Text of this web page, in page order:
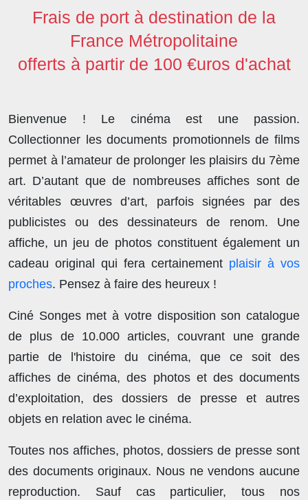
Frais de port à destination de la
France Métropolitaine
offerts à partir de 100 €uros d'achat
Bienvenue ! Le cinéma est une passion.
Collectionner les documents promotionnels de films
permet à l’amateur de prolonger les plaisirs du 7ème
art. D’autant que de nombreuses affiches sont de
véritables œuvres d’art, parfois signées par des
publicistes ou des dessinateurs de renom. Une
affiche, un jeu de photos constituent également un
cadeau original qui fera certainement plaisir à vos
proches. Pensez à faire des heureux !
Ciné Songes met à votre disposition son catalogue
de plus de 10.000 articles, couvrant une grande
partie de l'histoire du cinéma, que ce soit des
affiches de cinéma, des photos et des documents
d’exploitation, des dossiers de presse et autres
objets en relation avec le cinéma.
Toutes nos affiches, photos, dossiers de presse sont
des documents originaux. Nous ne vendons aucune
reproduction. Sauf cas particulier, tous nos